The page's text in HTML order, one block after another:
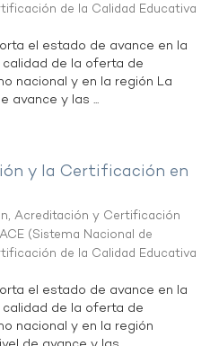
de la Calidad Educativa
el estado de avance en la
de la oferta de
nacional y en la región La
avance y las ...
y la Certificación en
Acreditación y Certificación
(Sistema Nacional de
de la Calidad Educativa
el estado de avance en la
de la oferta de
nacional y en la región